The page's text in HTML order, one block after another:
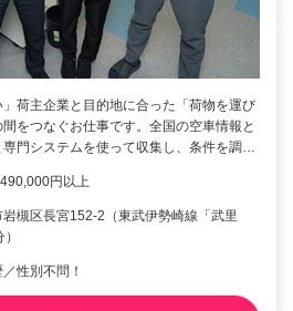
」荷主企業と目的地に合った「荷物を運び
をつなぐお仕事です。全国の空車情報と
門システムを使って収集し、条件を調…
円以上
槻区長宮152-2（東武伊勢崎線「武里
性別不問！